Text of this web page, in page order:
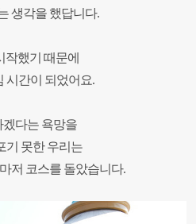
생각을 했답니다.
작했기 때문에
시간이 되었어요.
겠다는 욕망을
기 못한 우리는
저 코스를 돌았습니다.